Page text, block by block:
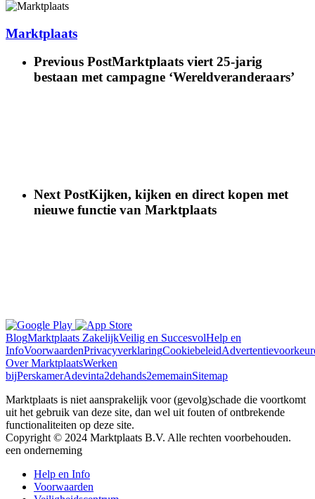
Marktplaats
Previous PostMarktplaats viert 25-jarig
bestaan met campagne ‘Wereldveranderaars’
Next PostKijken, kijken en direct kopen met
nieuwe functie van Marktplaats
BlogMarktplaats ZakelijkVeilig en SuccesvolHelp en
InfoVoorwaardenPrivacyverklaringCookiebeleid
Over MarktplaatsWerken
bijPerskamerAdevinta2dehands2ememainSitemap
Marktplaats is niet aansprakelijk voor (gevolg)schade die voortkomt
uit het gebruik van deze site, dan wel uit fouten of ontbrekende
functionaliteiten op deze site.
Copyright © 2024 Marktplaats B.V. Alle rechten voorbehouden.
een onderneming
Help en Info
Voorwaarden